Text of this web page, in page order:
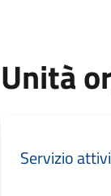
Unità
Servizio